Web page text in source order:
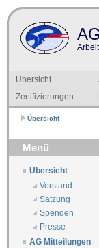
Übersicht
Zertifizierungen
Übersicht
Menü
Übersicht
Vorstand
Satzung
Spenden
Presse
AG Mitteilungen